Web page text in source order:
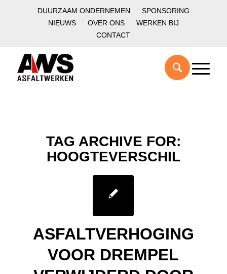
DUURZAAM ONDERNEMEN
SPONSORING
NIEUWS
OVER ONS
WERKEN BIJ
CONTACT
TAG ARCHIVE FOR:
HOOGTEVERSCHIL
ASFALTVERHOGING
VOOR DREMPEL